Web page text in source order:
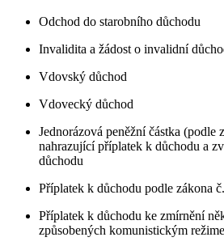
Odchod do starobního důchodu
Invalidita a žádost o invalidní
Vdovský důchod
Vdovecký důchod
Jednorázová peněžní částka (podle
nahrazující příplatek k důchodu a
důchodu
Příplatek k důchodu podle zákona
Příplatek k důchodu ke zmírnění
způsobených komunistickým